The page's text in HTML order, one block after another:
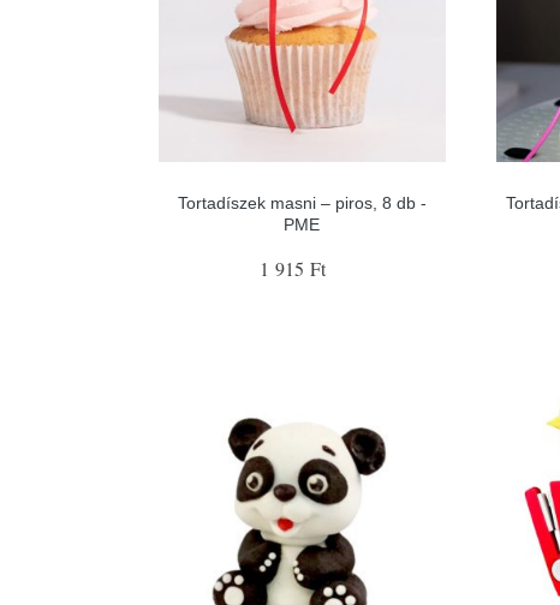
Tortadíszek masni – piros, 8 db -
PME
1 915 Ft